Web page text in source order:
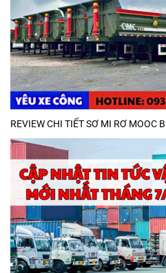
REVIEW CHI TIẾT SƠ MI RƠ MOOC